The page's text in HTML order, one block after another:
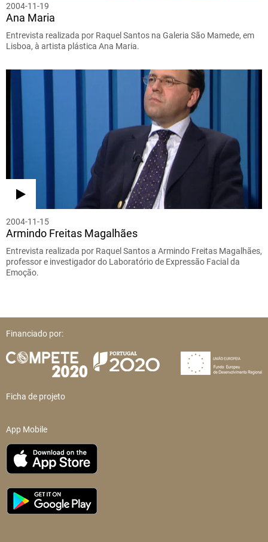
2004-11-19
Ana Maria
Entrevista realizada por Raquel Santos na Galeria São Mamede, em
Lisboa, à artista plástica Ana Maria.
2004-11-15
Armindo Freitas Magalhães
Entrevista realizada por Raquel Santos a Armindo Freitas Magalhães,
professor e investigador do Laboratório de Expressão Facial da
Emoção.
Financiado por:
Ficha de projeto
App Mobile